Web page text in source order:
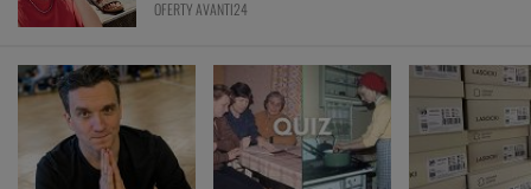
OFERTY AVANTI24